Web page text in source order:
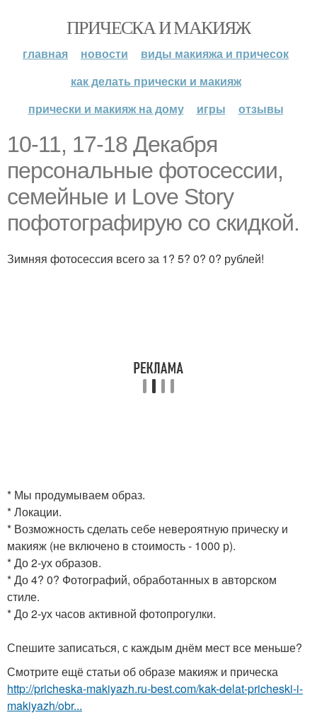
ПРИЧЕСКА И МАКИЯЖ
главная новости
виды макияжа и причесок
как делать прически и макияж
прически и макияж на дому
игры отзывы
10-11, 17-18 Декабря
персональные фотосессии,
семейные и Love Story
пофотографирую со скидкой.
Зимняя фотосессия всего за 1? 5? 0? 0? рублей!
* Мы продумываем образ.
* Локации.
* Возможность сделать себе невероятную прическу и
макияж (не включено в стоимость - 1000 р).
* До 2-ух образов.
* До 4? 0? Фотографий, обработанных в авторском
стиле.
* До 2-ух часов активной фотопрогулки.
Спешите записаться, с каждым днём мест все меньше?
Смотрите ещё статьи об образе макияж и прическа
http://pricheska-makiyazh.ru-best.com/kak-delat-pricheski-i-
makiyazh/obr...